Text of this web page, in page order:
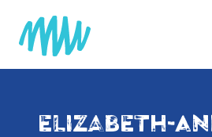
ELIZABETH-